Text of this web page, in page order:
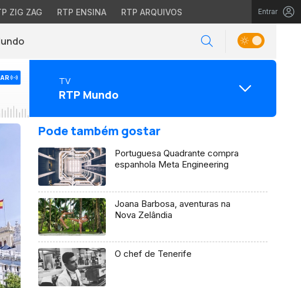
ZIG ZAG RTP ENSINA RTP ARQUIVOS Entrar
TV
RTP Mundo
Pode também gostar
Portuguesa Quadrante compra
espanhola Meta Engineering
Joana Barbosa, aventuras na
Nova Zelândia
O chef de Tenerife